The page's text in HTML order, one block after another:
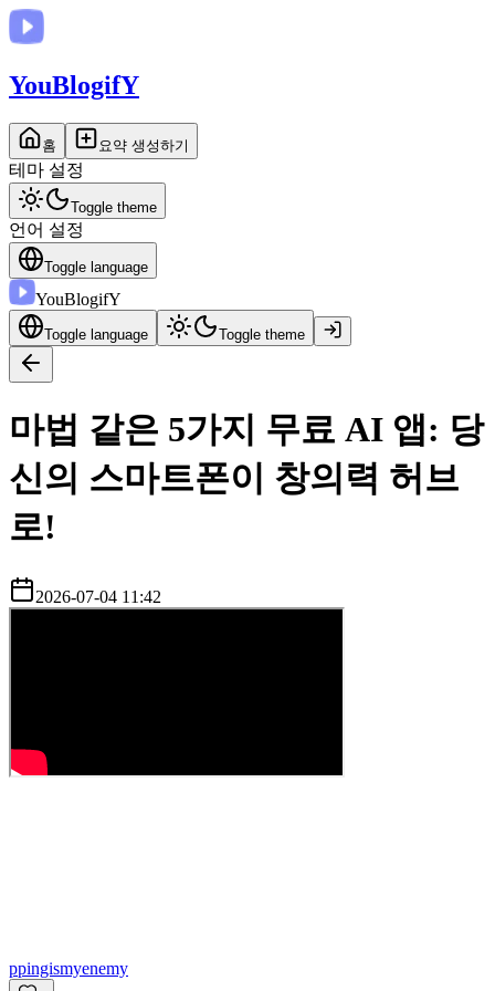
YouBlogifY
홈 요약 생성하기
테마 설정
Toggle theme
언어 설정
Toggle language
YouBlogifY
Toggle language Toggle theme
마법 같은 5가지 무료 AI 앱: 당
신의 스마트폰이 창의력 허브
로!
2026-07-04 11:42
ppingismyenemy